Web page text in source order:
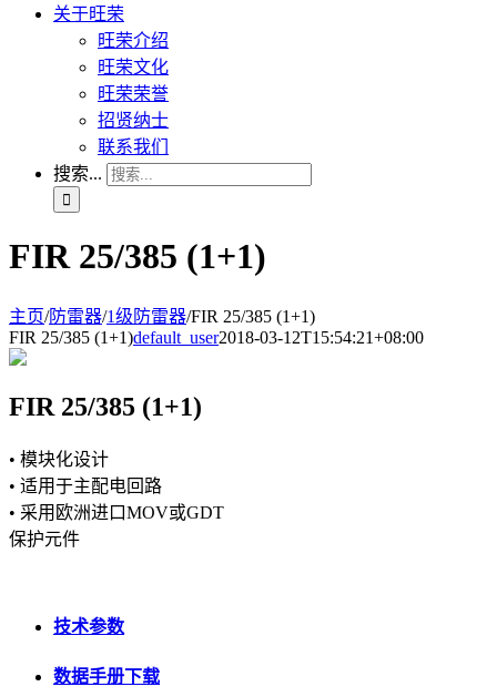
关于旺荣
旺荣介绍
旺荣文化
旺荣荣誉
招贤纳士
联系我们
搜索...
FIR 25/385 (1+1)
主页/防雷器/1级防雷器/FIR 25/385 (1+1)
FIR 25/385 (1+1)default_user2018-03-12T15:54:21+08:00
FIR 25/385 (1+1)
• 模块化设计
• 适用于主配电回路
• 采用欧洲进口MOV或GDT
保护元件
技术参数
数据手册下载